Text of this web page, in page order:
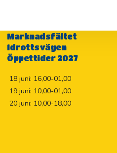
Marknadsfältet
Idrottsvägen
Öppettider 2027
18 juni: 16,00-01,00
19 juni: 10,00-01,00
20 juni: 10,00-18,00